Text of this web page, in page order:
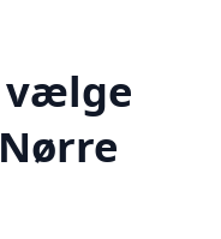
vælge